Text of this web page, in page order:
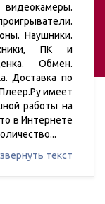
Наушники.
ПК и
Обмен.
Доставка по
имеет
работы на
в Интернете
...
текст